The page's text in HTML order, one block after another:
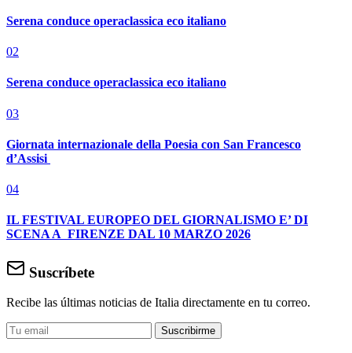
Serena conduce operaclassica eco italiano
02
Serena conduce operaclassica eco italiano
03
Giornata internazionale della Poesia con San Francesco
d’Assisi
04
IL FESTIVAL EUROPEO DEL GIORNALISMO E’ DI
SCENA A FIRENZE DAL 10 MARZO 2026
Suscríbete
Recibe las últimas noticias de Italia directamente en tu correo.
Suscribirme